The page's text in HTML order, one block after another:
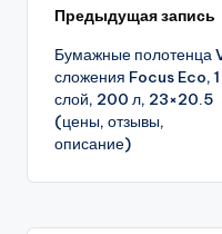
Навигация
записи
Предыдущая запись
Бумажные полотенца
сложения Focus Eco, 1
слой, 200 л, 23×20.5
(цены, отзывы,
описание)